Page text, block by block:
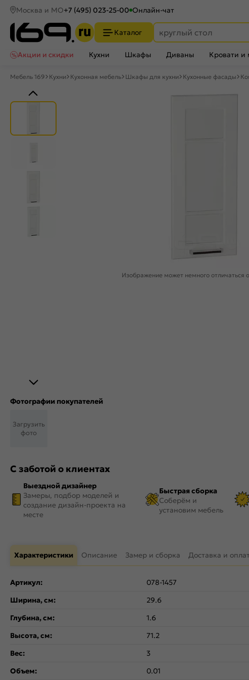
Москва и МО+7 (495) 023-25-00 Онлайн-чат
Каталог
Акции и скидки
Кухни Шкафы Диваны Кровати и
Мебель 169 Кухни Кухонная мебель Шкафы для кухни Кухонные фасады
Изображение может немного отличаться
Фотографии покупателей
Загрузить
фото
С заботой о клиентах
Выездной дизайнер
Замеры, подбор моделей и
создание дизайн-проекта на
месте
Быстрая сборка
Соберём и
установим мебель
Характеристики Описание Замер и сборка Доставка и
Артикул:
078-1457
Ширина, см:
29.6
Глубина, см:
1.6
Высота, см:
71.2
Вес:
3
Объем:
0.01